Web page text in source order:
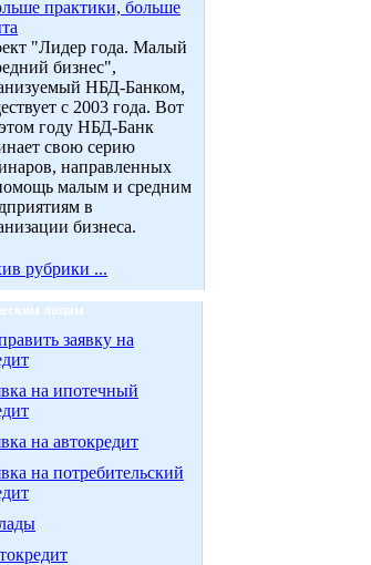
практики, больше
"Лидер года. Малый
бизнес",
НБД-Банком,
с 2003 года. Вот
году НБД-Банк
свою серию
направленных
малым и средним
в
бизнеса.
рубрики ...
лицам
заявку на
на ипотечный
на автокредит
на потребительский